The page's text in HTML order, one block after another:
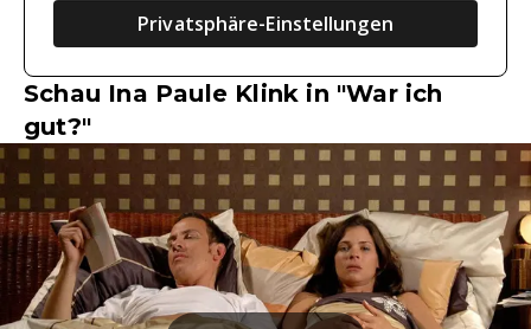
Privatsphäre-Einstellungen
Schau Ina Paule Klink in "War ich
gut?"